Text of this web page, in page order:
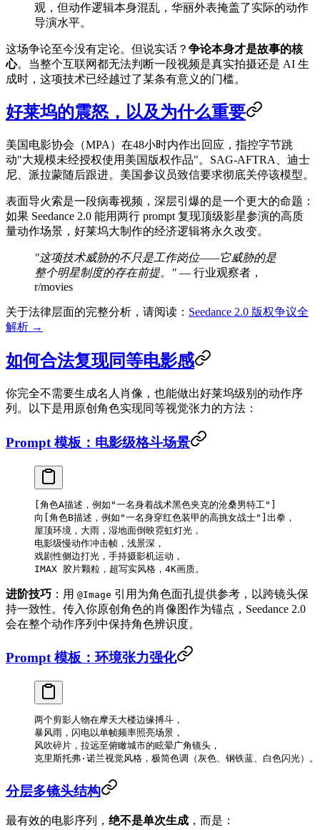
观，但动作逻辑本身混乱，华丽外表掩盖了实际的动作
导演水平。
这场争论至今没有定论。但说实话？ 争论本身才是故事的核
心。当整个互联网都无法判断一段视频是真实拍摄还是 AI 生
成时，这项技术已经越过了某条有意义的门槛。
好莱坞的震怒，以及为什么重要
美国电影协会（MPA）在48小时内作出回应，指控字节跳
动"大规模未经授权使用美国版权作品"。SAG-AFTRA、迪士
尼、派拉蒙随后跟进。美国参议员致信要求彻底关停该模型。
表面导火索是一段病毒视频，深层引爆的是一个更大的命题：
如果 Seedance 2.0 能用两行 prompt 复现顶级影星参演的高质
量动作场景，好莱坞大制作的经济逻辑将永久改变。
"这项技术威胁的不只是工作岗位——它威胁的是
整个明星制度的存在前提。" — 行业观察者，
r/movies
关于法律层面的完整分析，请阅读： Seedance 2.0 版权争议全
解析 →
如何合法复现同等电影感
你完全不需要生成名人肖像，也能做出好莱坞级别的动作序
列。以下是用原创角色实现同等视觉张力的方法：
Prompt 模板：电影级格斗场景
[角色A描述，例如"一名身着战术黑色夹克的沧桑男特工"]
向[角色B描述，例如"一名身穿红色装甲的高挑女战士"]出拳，
屋顶环境，大雨，湿地面倒映霓虹灯光，
电影级慢动作冲击帧，浅景深，
戏剧性侧边打光，手持摄影机运动，
IMAX 胶片颗粒，超写实风格，4K画质。
进阶技巧 ：用 @Image 引用为角色面孔提供参考，以跨镜头保
持一致性。传入你原创角色的肖像图作为锚点，Seedance 2.0
会在整个动作序列中保持角色辨识度。
Prompt 模板：环境张力强化
两个剪影人物在摩天大楼边缘搏斗，
暴风雨，闪电以单帧频率照亮场景，
风吹碎片，拉远至俯瞰城市的眩晕广角镜头，
克里斯托弗·诺兰视觉风格，极简色调（灰色、钢铁蓝、白色闪光）。
分层多镜头结构
最有效的电影序列， 绝不是单次生成 ，而是：